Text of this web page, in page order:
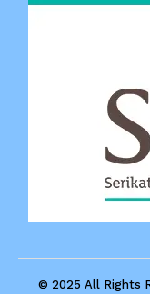
© 2025 All Rights